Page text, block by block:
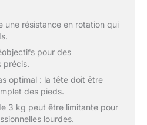
résistance en rotation qui
pour des
précis.
optimal : la tête doit être
des pieds.
3 kg peut être limitante pour
lourdes.